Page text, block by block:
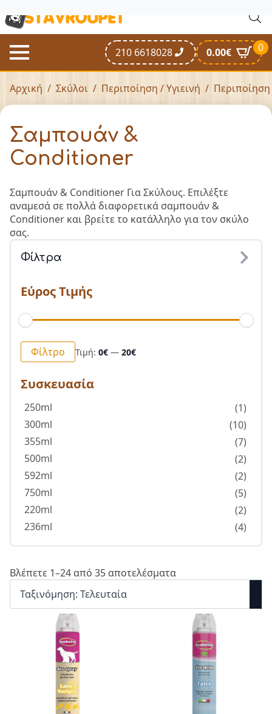
210 6618028 0.00€ 0
Αρχική Σκύλοι Περιποίηση / Υγιεινή
Σαμπουάν &
Conditioner
Σαμπουάν & Conditioner Για Σκύλους. Επιλέξτε
αναμεσά σε πολλά διαφορετικά σαμπουάν &
Conditioner και βρείτε το κατάλληλο για τον σκύλο
σας.
Φίλτρα
Εύρος Τιμής
Ελάχιστη
τιμή
Μέγιστη
τιμή
Φίλτρο Τιμή: 0€ — 20€
Συσκευασία
250ml
(1)
300ml
(10)
355ml
(7)
500ml
(2)
592ml
(2)
750ml
(5)
220ml
(2)
236ml
(4)
Βλέπετε 1–24 από 35 αποτελέσματα